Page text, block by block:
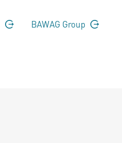
BAWAG Group